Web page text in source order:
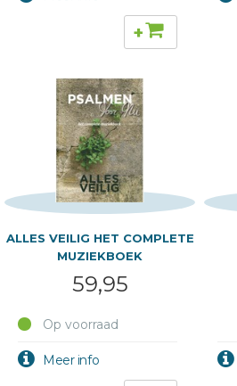
+
ALLES VEILIG HET COMPLETE
MUZIEKBOEK
59,95
Op voorraad